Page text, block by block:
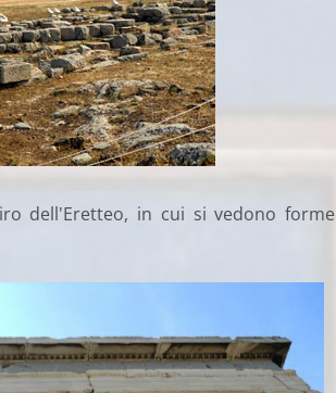
dell'Eretteo, in cui si vedono forme